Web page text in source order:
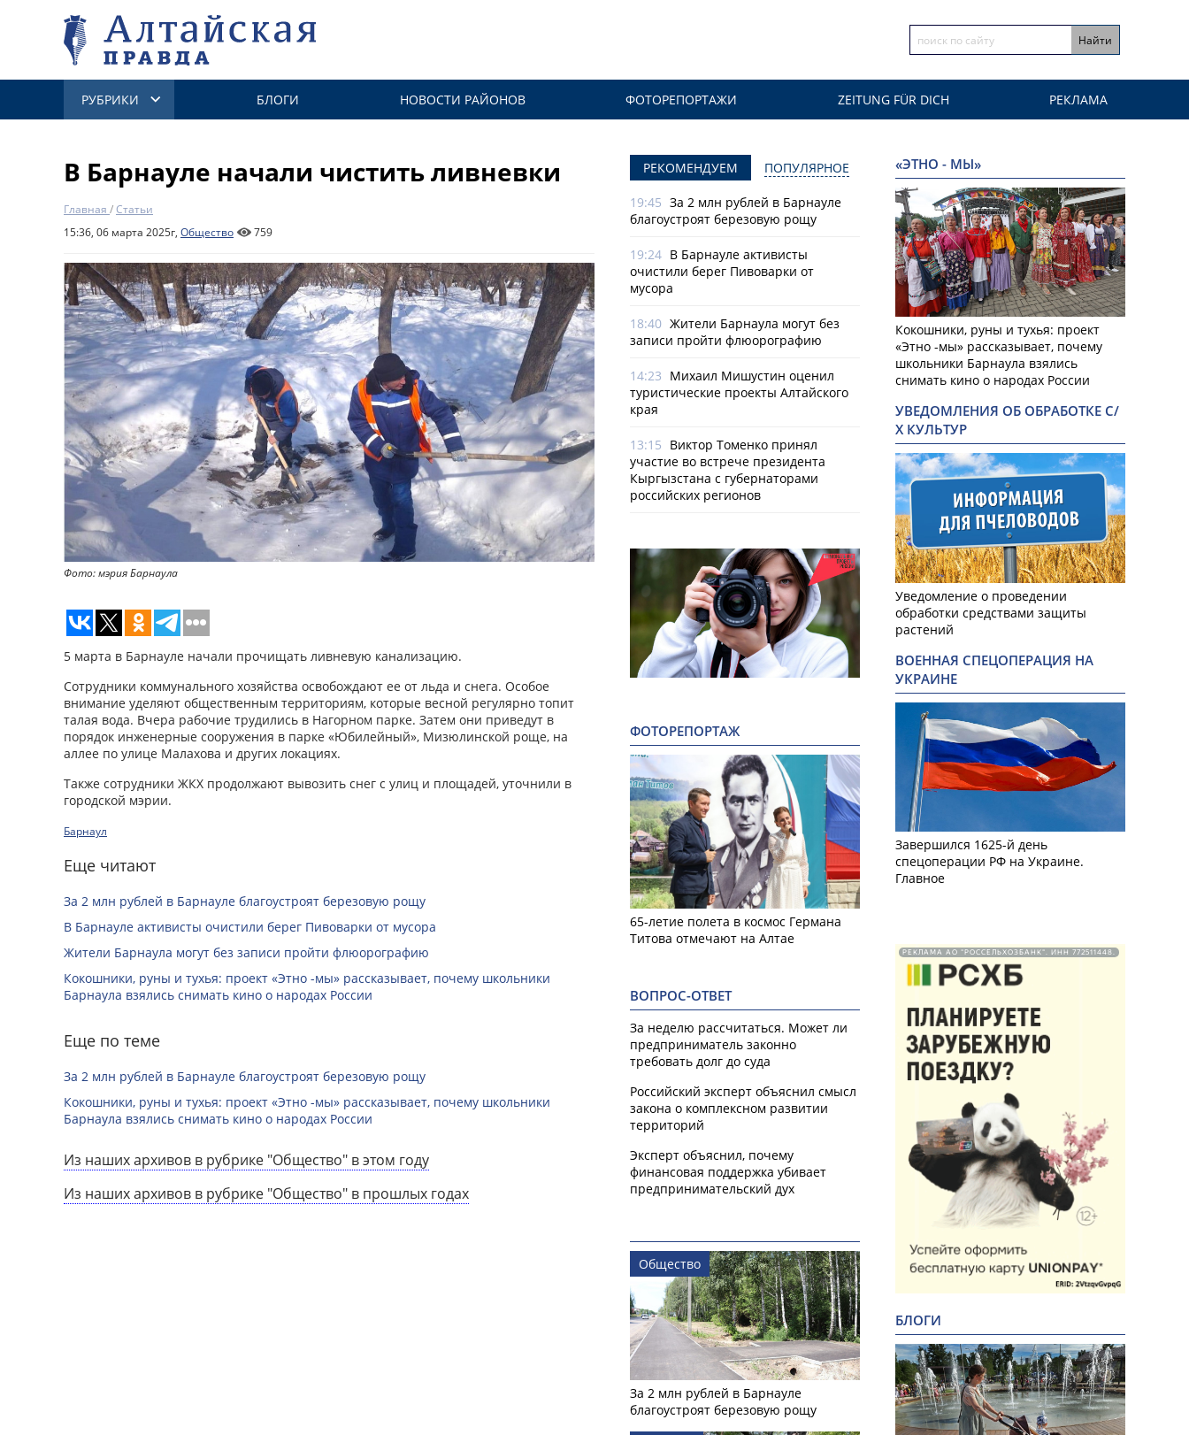
РУБРИКИ БЛОГИ НОВОСТИ РАЙОНОВ ФОТОРЕПОРТАЖИ ZEITUNG FÜR DICH РЕКЛАМА
В Барнауле начали чистить ливневки
Главная /Статьи
15:36, 06 марта 2025г, Общество 759
Фото: мэрия Барнаула
5 марта в Барнауле начали прочищать ливневую канализацию.
Сотрудники коммунального хозяйства освобождают ее от льда и снега. Особое
внимание уделяют общественным территориям, которые весной регулярно топит
талая вода. Вчера рабочие трудились в Нагорном парке. Затем они приведут в
порядок инженерные сооружения в парке «Юбилейный», Мизюлинской роще, на
аллее по улице Малахова и других локациях.
Также сотрудники ЖКХ продолжают вывозить снег с улиц и площадей, уточнили в
городской мэрии.
Барнаул
Еще читают
За 2 млн рублей в Барнауле благоустроят березовую рощу
В Барнауле активисты очистили берег Пивоварки от мусора
Жители Барнаула могут без записи пройти флюорографию
Кокошники, руны и тухья: проект «Этно -мы» рассказывает, почему школьники
Барнаула взялись снимать кино о народах России
Еще по теме
За 2 млн рублей в Барнауле благоустроят березовую рощу
Кокошники, руны и тухья: проект «Этно -мы» рассказывает, почему школьники
Барнаула взялись снимать кино о народах России
Из наших архивов в рубрике "Общество" в этом году
Из наших архивов в рубрике "Общество" в прошлых годах
РЕКОМЕНДУЕМ ПОПУЛЯРНОЕ
19:45 За 2 млн рублей в Барнауле
благоустроят березовую рощу
19:24 В Барнауле активисты
очистили берег Пивоварки от
мусора
18:40 Жители Барнаула могут без
записи пройти флюорографию
14:23 Михаил Мишустин оценил
туристические проекты Алтайского
края
13:15 Виктор Томенко принял
участие во встрече президента
Кыргызстана с губернаторами
российских регионов
ФОТОРЕПОРТАЖ
65-летие полета в космос Германа
Титова отмечают на Алтае
ВОПРОС-ОТВЕТ
За неделю рассчитаться. Может ли
предприниматель законно
требовать долг до суда
Российский эксперт объяснил смысл
закона о комплексном развитии
территорий
Эксперт объяснил, почему
финансовая поддержка убивает
предпринимательский дух
Общество
За 2 млн рублей в Барнауле
благоустроят березовую рощу
«ЭТНО - МЫ»
Кокошники, руны и тухья: проект
«Этно -мы» рассказывает, почему
школьники Барнаула взялись
снимать кино о народах России
УВЕДОМЛЕНИЯ ОБ ОБРАБОТКЕ С/
Х КУЛЬТУР
Уведомление о проведении
обработки средствами защиты
растений
ВОЕННАЯ СПЕЦОПЕРАЦИЯ НА
УКРАИНЕ
Завершился 1625-й день
спецоперации РФ на Украине.
Главное
РЕКЛАМА АО "РОССЕЛЬХОЗБАНК". ИНН 772511448.
БЛОГИ